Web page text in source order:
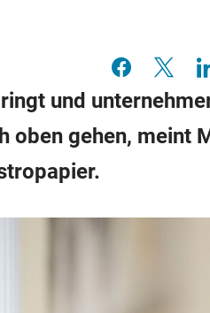
und
oben gehen, meint